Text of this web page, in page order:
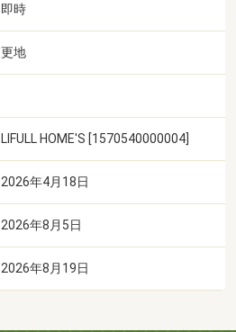
即時
更地
LIFULL HOME'S [1570540000004]
2026年4月18日
2026年8月5日
2026年8月19日